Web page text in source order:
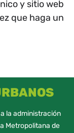
y sitio web
que haga un
la administración
Metropolitana de